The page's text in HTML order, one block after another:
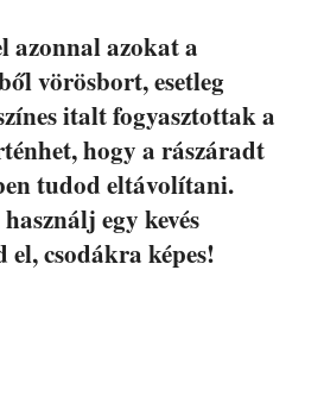
azonnal azokat a
vörösbort, esetleg
italt fogyasztottak a
hogy a rászáradt
tudod eltávolítani.
egy kevés
csodákra képes!